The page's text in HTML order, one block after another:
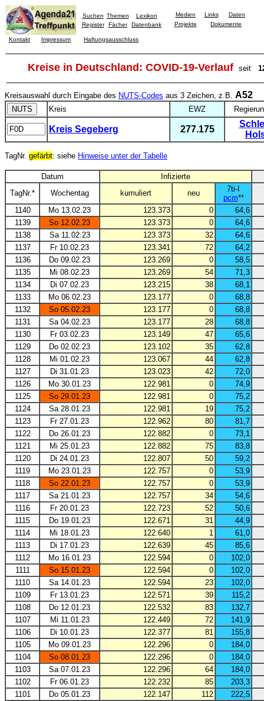
Suchen Themen
Lexikon
Register
Fächer Datenbank
Medien Links
Daten
Projekte
Dokumente
Kontakt Impressum Haftungsausschluss
Kreise in Deutschland: COVID-19-Verlauf seit
Kreisauswahl durch Eingabe des NUTS-Codes aus 3 Zeichen, z.B. A52
Kreis EWZ
Kreis Segeberg 277.175
TagNr. gefärbt: siehe Hinweise unter der Tabelle
Datum
Infizierte
TagNr.*
Wochentag kumuliert neu
7ti-I
pcm**
1140
Mo 13.02.23 123.373 0
64,6
1139
So 12.02.23 123.373 0
64,6
1138
Sa 11.02.23 123.373 32
64,6
1137
Fr 10.02.23 123.341 72
64,2
1136
Do 09.02.23 123.269 0
58,5
1135
Mi 08.02.23 123.269 54
71,3
1134
Di 07.02.23 123.215 38
68,1
1133
Mo 06.02.23 123.177 0
68,8
1132
So 05.02.23 123.177 0
68,8
1131
Sa 04.02.23 123.177 28
68,8
1130
Fr 03.02.23 123.149 47
65,6
1129
Do 02.02.23 123.102 35
62,8
1128
Mi 01.02.23 123.067 44
62,8
1127
Di 31.01.23 123.023 42
72,0
1126
Mo 30.01.23 122.981 0
74,9
1125
So 29.01.23 122.981 0
75,2
1124
Sa 28.01.23 122.981 19
75,2
1123
Fr 27.01.23 122.962 80
81,7
1122
Do 26.01.23 122.882 0
73,1
1121
Mi 25.01.23 122.882 75
83,8
1120
Di 24.01.23 122.807 50
59,2
1119
Mo 23.01.23 122.757 0
53,9
1118
So 22.01.23 122.757 0
53,9
1117
Sa 21.01.23 122.757 34
54,6
1116
Fr 20.01.23 122.723 52
50,6
1115
Do 19.01.23 122.671 31
44,9
1114
Mi 18.01.23 122.640 1
61,0
1113
Di 17.01.23 122.639 45
85,6
1112
Mo 16.01.23 122.594 0
102,0
1111
So 15.01.23 122.594 0
102,0
1110
Sa 14.01.23 122.594 23
102,0
1109
Fr 13.01.23 122.571 39
115,2
1108
Do 12.01.23 122.532 83
132,7
1107
Mi 11.01.23 122.449 72
141,9
1106
Di 10.01.23 122.377 81
155,8
1105
Mo 09.01.23 122.296 0
184,0
1104
So 08.01.23 122.296 0
184,0
1103
Sa 07.01.23 122.296 64
184,0
1102
Fr 06.01.23 122.232 85
203,3
1101
Do 05.01.23 122.147 112
222,5